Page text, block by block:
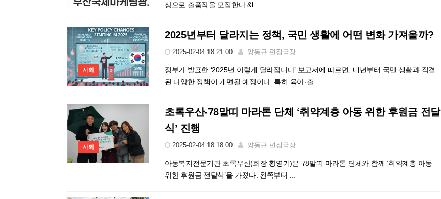
상으로 출품작을 모집한다 &l...
사회
2025년부터 달라지는 정책, 국민 생활에 어떤 변화 가져올까?
2025-02-04 18:21:00 양동규 편집국장
정부가 발표한 ‘2025년 이렇게 달라집니다’ 보고서에 따르면, 내년부터 국민 생활과 직결
된 다양한 정책이 개편될 예정이다. 특히 육아·출...
사회
초록우산-78말띠 마라톤 단체 ‘취약계층 아동 위한 후원금 전달
식’ 진행
2025-02-04 18:18:00 양동규 편집국장
아동복지전문기관 초록우산(회장 황영기)은 78말띠 마라톤 단체와 함께 ‘취약계층 아동
위한 후원금 전달식’을 가졌다. 왼쪽부터 ...